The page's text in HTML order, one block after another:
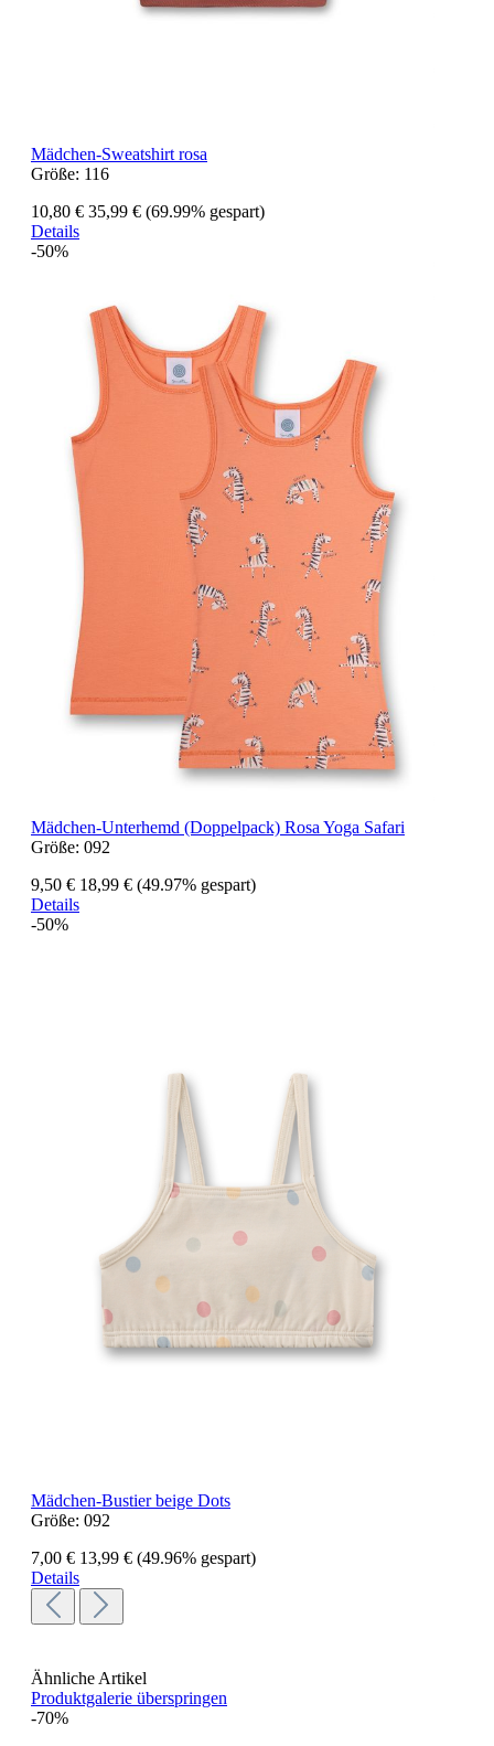
Mädchen-Sweatshirt rosa
Größe: 116
10,80 € 35,99 € (69.99% gespart)
Details
-50%
Mädchen-Unterhemd (Doppelpack) Rosa Yoga Safari
Größe: 092
9,50 € 18,99 € (49.97% gespart)
Details
-50%
Mädchen-Bustier beige Dots
Größe: 092
7,00 € 13,99 € (49.96% gespart)
Details
Ähnliche Artikel
Produktgalerie überspringen
-70%